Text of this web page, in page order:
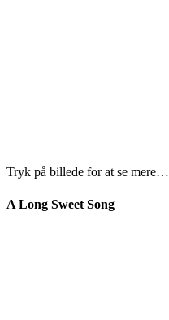
Tryk på billede for at se mere…
A Long Sweet Song